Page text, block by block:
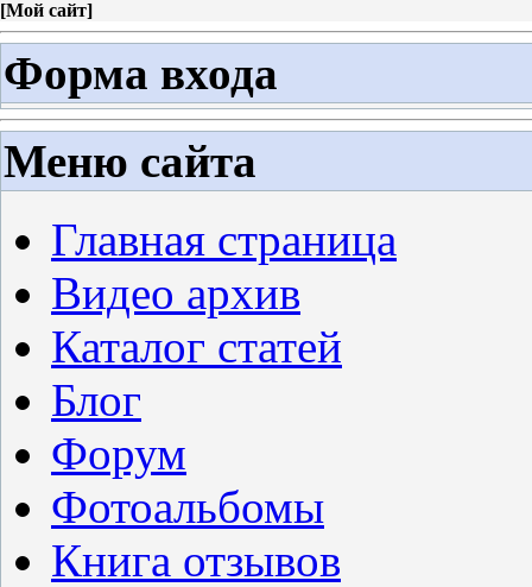
[Мой сайт]
Форма входа
Меню сайта
Главная страница
Видео архив
Каталог статей
Блог
Форум
Фотоальбомы
Книга отзывов